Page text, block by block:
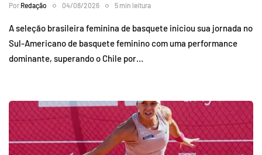
Por Redação 04/08/2026 5 min leitura
A seleção brasileira feminina de basquete iniciou sua jornada no
Sul-Americano de basquete feminino com uma performance
dominante, superando o Chile por…